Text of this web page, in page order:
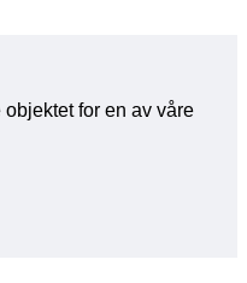
objektet for en av våre